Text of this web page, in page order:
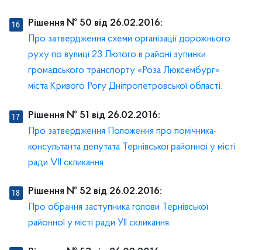
Рішення № 50 від 26.02.2016:
Про затвердження схеми організації дорожнього
руху по вулиці 23 Лютого в районі зупинки
громадського транспорту «Роза Люксембург»
міста Кривого Рогу Дніпропетровської області.
Рішення № 51 від 26.02.2016:
Про затвердження Положення про помічника-
консультанта депутата Тернівської районної у місті
ради VІІ скликання.
Рішення № 52 від 26.02.2016:
Про обрання заступника голови Тернівської
районної у місті ради УІІ скликання.